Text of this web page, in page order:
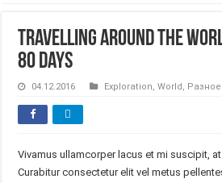
Travelling Around the
80 Days
04.12.2016 Exploration,World, Разное
Vivamus ullamcorper lacus et mi suscipit,
Curabitur consectetur elit vel metus